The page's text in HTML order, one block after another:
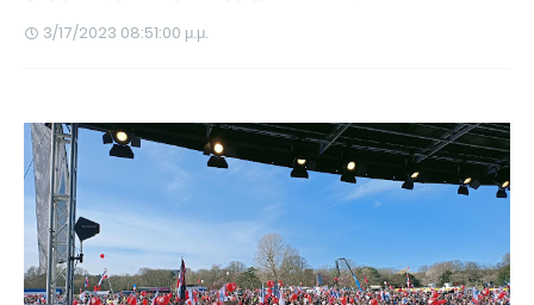
3/17/2023 08:51:00 μ.μ.